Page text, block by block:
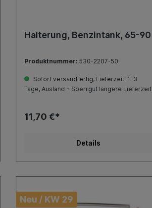
Halterung, Benzintank, 65-90
Produktnummer: 530-2207-50
Sofort versandfertig, Lieferzeit: 1-3
Tage, Ausland + Sperrgut längere Lieferzeit
11,70 €*
Details
Neu / KW 29